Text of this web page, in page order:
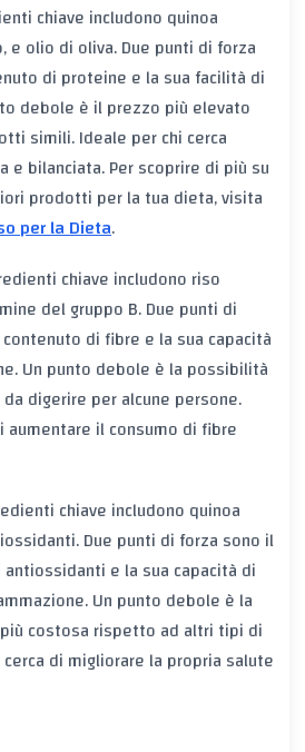
chiave includono quinoa
e olio di oliva. Due punti di forza
di proteine e la sua facilità di
debole è il prezzo più elevato
simili. Ideale per chi cerca
e bilanciata. Per scoprire di più su
prodotti per la tua dieta, visita
per la Dieta.
chiave includono riso
del gruppo B. Due punti di
di fibre e la sua capacità
Un punto debole è la possibilità
digerire per alcune persone.
aumentare il consumo di fibre
chiave includono quinoa
Due punti di forza sono il
e la sua capacità di
Un punto debole è la
costosa rispetto ad altri tipi di
di migliorare la propria salute